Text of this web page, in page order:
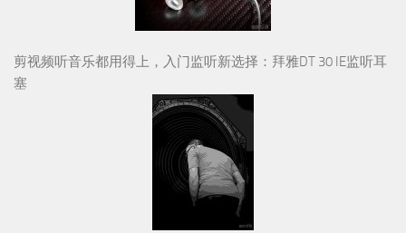
剪视频听音乐都用得上，入门监听新选择：拜雅DT 30 IE监听耳
塞